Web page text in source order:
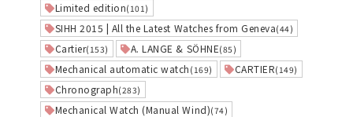
Limited edition(101)
SIHH 2015 | All the Latest Watches from Geneva(44)
Cartier(153) A. LANGE & SÖHNE(85)
Mechanical automatic watch (169) CARTIER(149)
Chronograph(283)
Mechanical Watch (Manual Wind)(74)